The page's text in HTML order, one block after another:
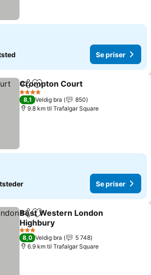
Se priser
Del Legg til i favoritter
Crompton Court
4 Stjerner
8,1 Veldig bra
850
9.8 km til Trafalgar Square
Se priser
Del Legg til i favoritter
Best Western London
Highbury
3 Stjerner
8,0 Veldig bra
5 748
6.9 km til Trafalgar Square